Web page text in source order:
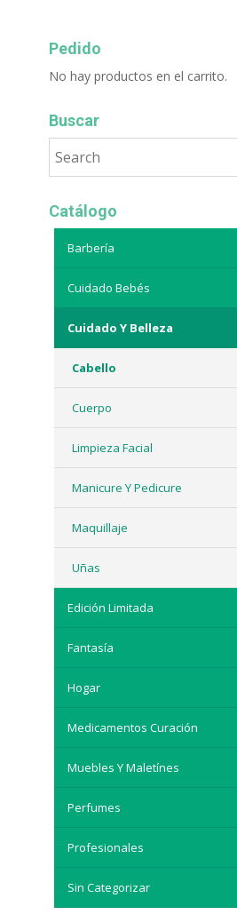
Pedido
No hay productos en el carrito.
Buscar
Catálogo
Barbería
Cuidado Bebés
Cuidado Y Belleza
Cabello
Cuerpo
Limpieza Facial
Manicure Y Pedicure
Maquillaje
Uñas
Edición Limitada
Fantasía
Hogar
Medicamentos Curación
Muebles Y Maletínes
Perfumes
Profesionales
Sin Categorizar